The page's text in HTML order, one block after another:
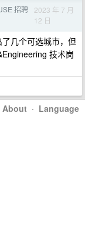
招聘
2023 年 7 月
12 日
几个可选城市，但
技术岗
About · Language